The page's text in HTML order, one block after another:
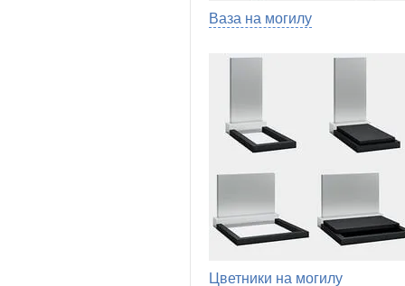
Ваза на могилу
Цветники на могилу